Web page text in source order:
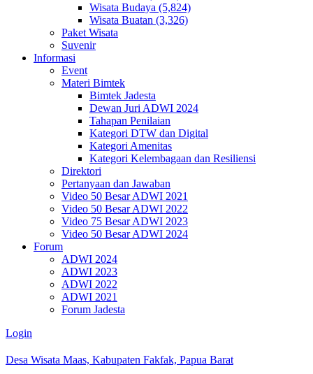
Wisata Budaya (5,824)
Wisata Buatan (3,326)
Paket Wisata
Suvenir
Informasi
Event
Materi Bimtek
Bimtek Jadesta
Dewan Juri ADWI 2024
Tahapan Penilaian
Kategori DTW dan Digital
Kategori Amenitas
Kategori Kelembagaan dan Resiliensi
Direktori
Pertanyaan dan Jawaban
Video 50 Besar ADWI 2021
Video 50 Besar ADWI 2022
Video 75 Besar ADWI 2023
Video 50 Besar ADWI 2024
Forum
ADWI 2024
ADWI 2023
ADWI 2022
ADWI 2021
Forum Jadesta
Login
Desa Wisata Maas, Kabupaten Fakfak, Papua Barat